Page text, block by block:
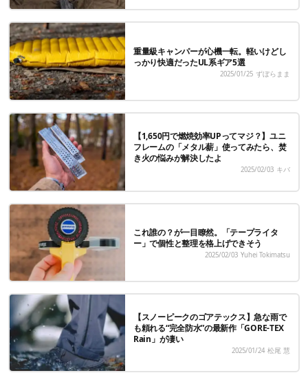
重量級キャンパーが心機一転。軽いけどし
っかり快適だったUL系ギア5選
2025/01/25 ずぼらまま
【1,650円で燃焼効率UPってマジ？】ユニ
フレームの「メタル薪」使ってみたら、焚
き火の悩みが解決したよ
2025/02/03 キバ
これ誰の？が一目瞭然。「テープライタ
ー」で個性と整理を格上げできそう
2025/02/03 Yuhei Tokimatsu
【スノーピークのゴアテックス】急な雨で
も頼れる“完全防水”の最新作「GORE-TEX
Rain」が凄い
2025/01/24 松尾 慧